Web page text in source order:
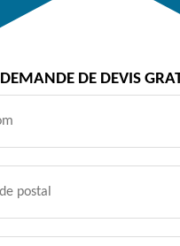
DEMANDE DE DEVIS